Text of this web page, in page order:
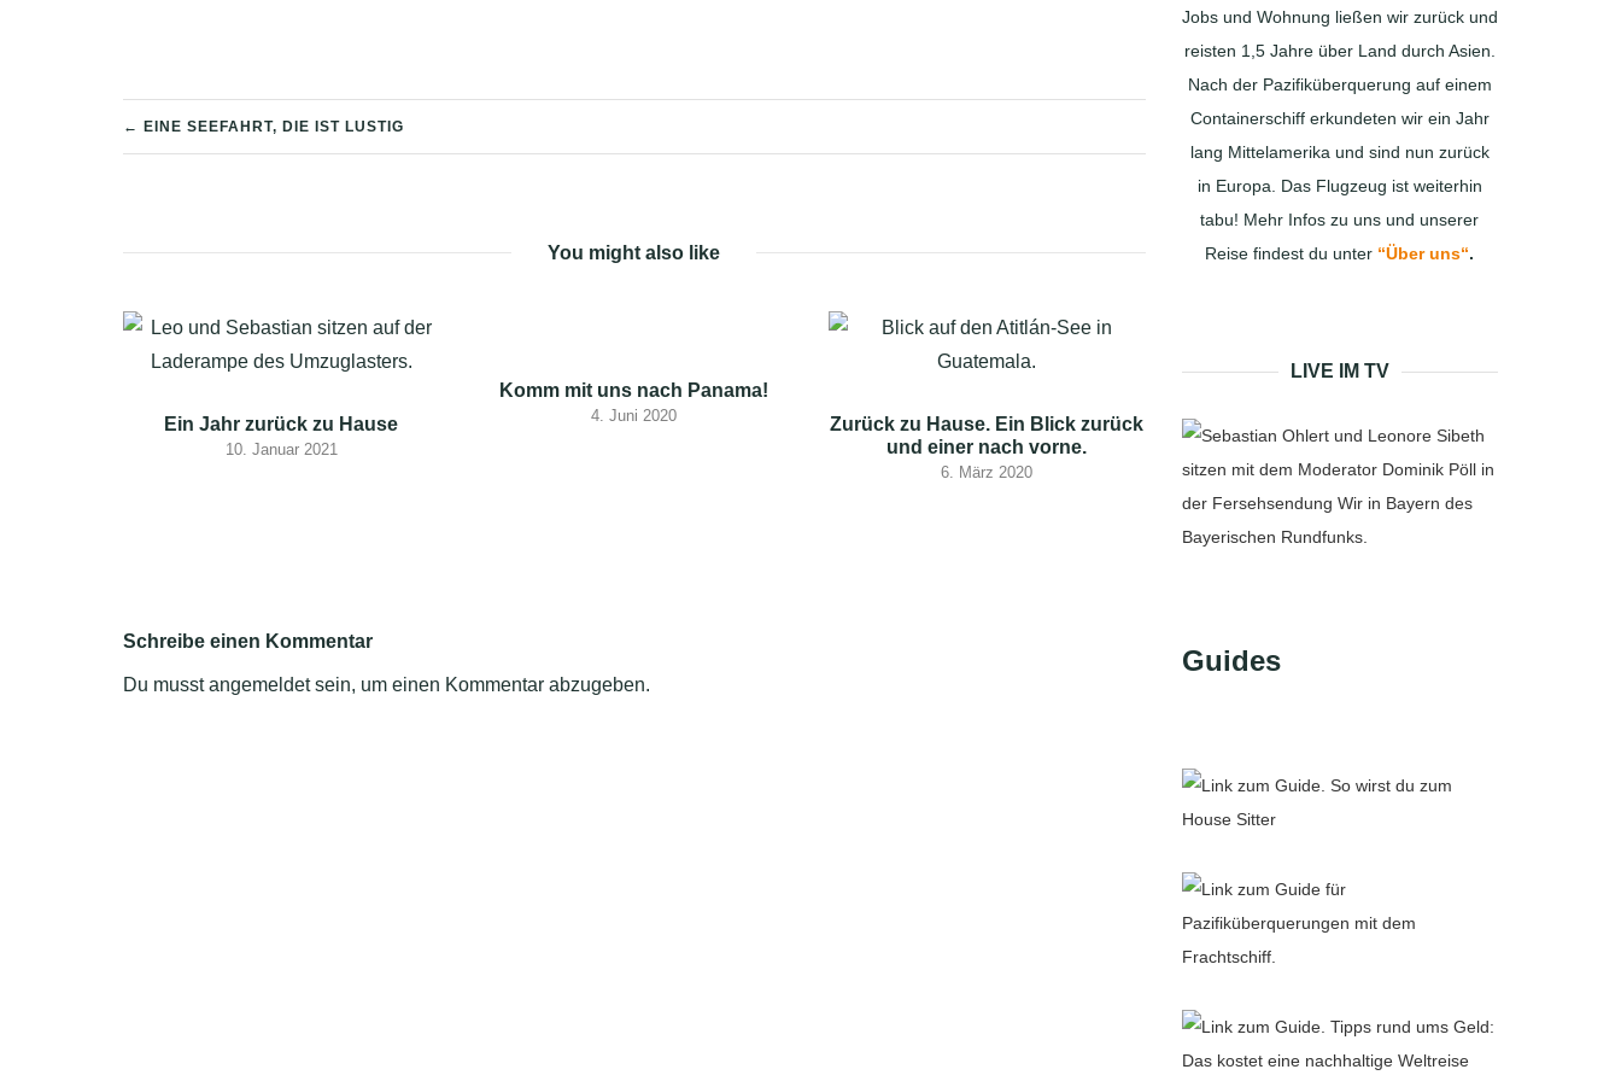
BEITRAGSNAVIGATION
← EINE SEEFAHRT, DIE IST LUSTIG
You might also like
Ein Jahr zurück zu Hause
10. Januar 2021
Komm mit uns nach Panama!
4. Juni 2020
Zurück zu Hause. Ein Blick zurück
und einer nach vorne.
6. März 2020
Schreibe einen Kommentar
Du musstangemeldetsein, um einen Kommentar abzugeben.
Jobs und Wohnung ließen wir zurück und
reisten 1,5 Jahre über Land durch Asien.
Nach der Pazifiküberquerung auf einem
Containerschiff erkundeten wir ein Jahr
lang Mittelamerika und sind nun zurück
in Europa. Das Flugzeug ist weiterhin
tabu! Mehr Infos zu uns und unserer
Reise findest du unter “Über uns“.
LIVE IM TV
Guides